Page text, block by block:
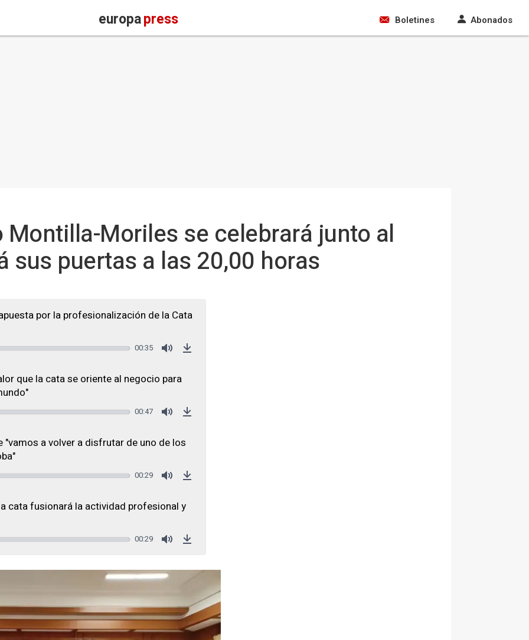
europapress Boletines Abonados
Montilla-Moriles se celebrará junto al
sus puertas a las 20,00 horas
por la profesionalización de la Cata
00:35
que la cata se oriente al negocio para
00:47
"vamos a volver a disfrutar de uno de los
00:29
cata fusionará la actividad profesional y
00:29